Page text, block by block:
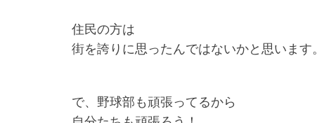
住民の方は
街を誇りに思ったんではないかと思います。
で、野球部も頑張ってるから